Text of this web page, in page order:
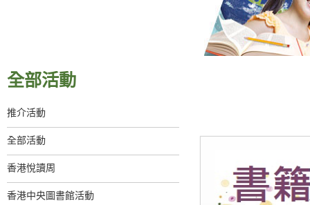
全部活動
推介活動
全部活動
香港悅讀周
香港中央圖書館活動